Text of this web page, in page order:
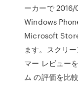
ーカーで
Windows
Microsoft
ます。スクリ
マー レビュー
ム の評価を比